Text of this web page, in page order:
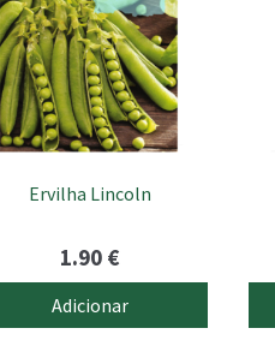
Ervilha Lincoln
1.90 €
Adicionar